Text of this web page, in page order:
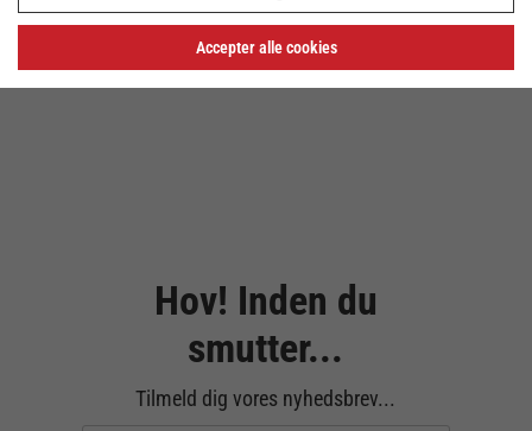
Hov! Inden du
smutter...
Tilmeld dig vores nyhedsbrev...
Accepter alle cookies